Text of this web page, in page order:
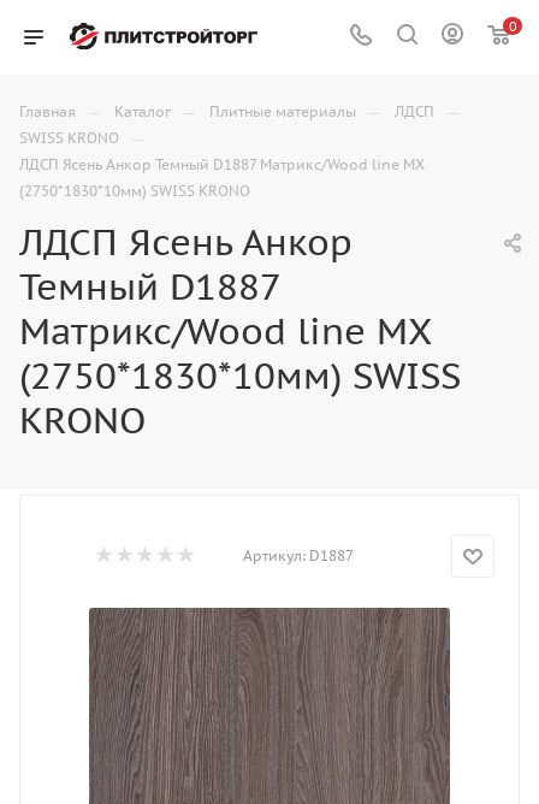
0
Главная — Каталог — Плитные материалы — ЛДСП —
SWISS KRONO —
ЛДСП Ясень Анкор Темный D1887 Матрикс/Wood line MX
(2750*1830*10мм) SWISS KRONO
ЛДСП Ясень Анкор
Темный D1887
Матрикс/Wood line MX
(2750*1830*10мм) SWISS
KRONO
Артикул: D1887